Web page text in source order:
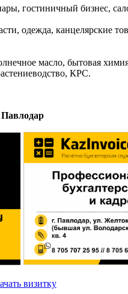
гостиничный бизнес,
одежда, канцелярские
масло, бытовая
КРС.
Павлодар
визитку